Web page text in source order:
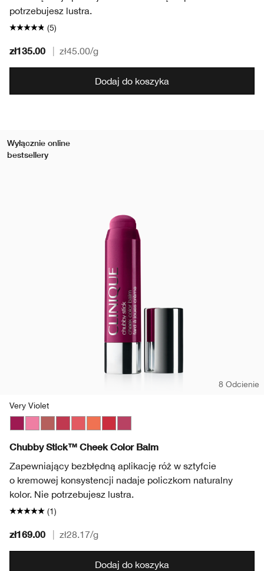
potrzebujesz lustra.
(5)
zł135.00 zł45.00/g
Dodaj do koszyka
Wyłącznie online
bestsellery
8 Odcienie
Very Violet
Chubby Stick™ Cheek Color Balm
Zapewniający bezbłędną aplikację róż w sztyfcie
o kremowej konsystencji nadaje policzkom naturalny
kolor. Nie potrzebujesz lustra.
(1)
zł169.00 zł28.17/g
Dodaj do koszyka